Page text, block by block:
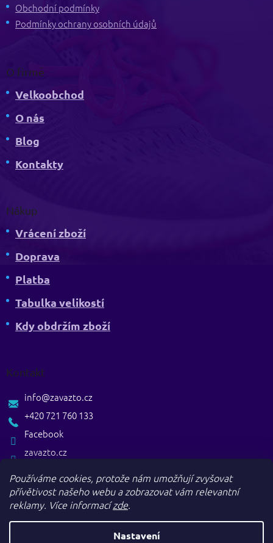
Používáme cookies, protože nám umožňují zvyšovat
přívětivost našeho webu a zobrazovat vám relevantní
reklamy. Více informacízde.
Nastavení
Obchodní podmínky
Podmínky ochrany osobních údajů
O firmě
Velkoobchod
O nás
Blog
Kontakty
Nákup
Vrácení zboží
Doprava
Platba
Tabulka velikostí
Kdy obdržím zboží
Kontakt
zavazto.cz
info@zavazto.cz
+420 721 760 133
Facebook
Vytvořil Shoptet